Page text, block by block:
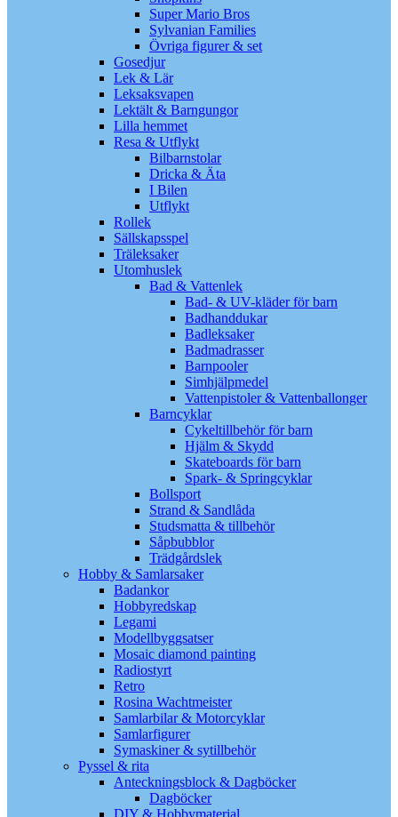
Super Mario Bros
Sylvanian Families
Övriga figurer & set
Gosedjur
Lek & Lär
Leksaksvapen
Lektält & Barngungor
Lilla hemmet
Resa & Utflykt
Bilbarnstolar
Dricka & Äta
I Bilen
Utflykt
Rollek
Sällskapsspel
Träleksaker
Utomhuslek
Bad & Vattenlek
Bad- & UV-kläder för barn
Badhanddukar
Badleksaker
Badmadrasser
Barnpooler
Simhjälpmedel
Vattenpistoler & Vattenballonger
Barncyklar
Cykeltillbehör för barn
Hjälm & Skydd
Skateboards för barn
Spark- & Springcyklar
Bollsport
Strand & Sandlåda
Studsmatta & tillbehör
Såpbubblor
Trädgårdslek
Hobby & Samlarsaker
Badankor
Hobbyredskap
Legami
Modellbyggsatser
Mosaic diamond painting
Radiostyrt
Retro
Rosina Wachtmeister
Samlarbilar & Motorcyklar
Samlarfigurer
Symaskiner & sytillbehör
Pyssel & rita
Anteckningsblock & Dagböcker
Dagböcker
DIY & Hobbymaterial